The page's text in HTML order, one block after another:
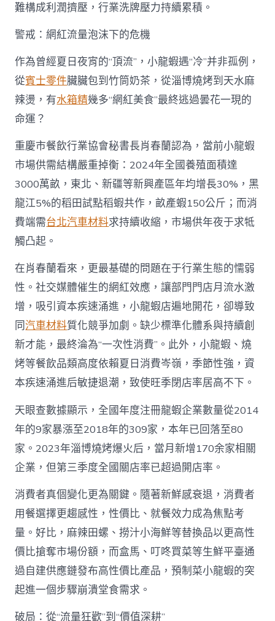
難構成利潤擠壓，行業洗牌壓力持續累積。
警戒：網紅流量泡沫下的危機
作為曾經夏日夜宵的“頂流”，小龍蝦遇“冷”并非孤例，
從賓士零件臟臟包到竹筒奶茶，從淄博燒烤到天水麻
辣燙，有水箱精幾多“網紅美食”最終逃過曇花一現的
命運？
重慶市餐飲行業協會秘書長肖春蘭認為，當前小龍蝦
市場供需結構嚴重掉衡：2024年全國養殖面積達
3000萬畝，東北、新疆等新興產區年均增長30%，黑
龍江5%的稻田試點稻蝦共作，畝產蝦150公斤；而消
費端需台北汽車材料求持續收縮，市場供年夜于求牴
觸凸起。
在肖春蘭看來，更最基礎的問題在于行業生態的懦弱
性。社交媒體催生的網紅效應，讓部門門店月流水激
增，吸引資本疾速涌進，小龍蝦店遍地開花，卻導致
同汽車材料質化競爭加劇。缺少標準化體系與持續創
新才能，最終淪為“一次性消費”。此外，小龍蝦、燒
烤等餐飲品類高度依賴夏日消費岑嶺，季節性強，資
本疾速涌進后敏捷退潮，致使旺季閉店率居高不下。
天眼查數據顯示，全國年度注冊龍蝦企業數量從2014
年的9家暴漲至2018年的309家，本年已回落至80
家。2023年淄博燒烤爆火后，當月新增170余家相關
企業，但第三季度全國關店率已超過開店率。
消費者真個變化更為關鍵。隨著新鮮感衰退，消費者
用餐選擇更趨感性，性價比、就餐效力成為焦點考
量。好比，麻辣田螺、撈汁小海鮮等替換品以更高性
價比搶奪市場份額，而盒馬、叮咚買菜等生鮮平臺通
過自建供應鏈發布高性價比產品，預制菜小龍蝦的突
起進一個步驟崩潰堂食需求。
破局：從“流量狂歡”到“價值深耕”